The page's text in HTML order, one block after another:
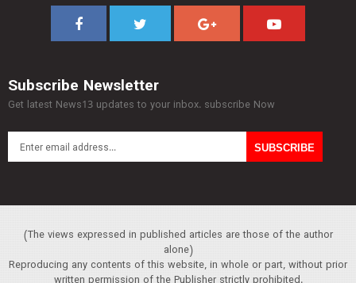
Subscribe Newsletter
Get latest News13 updates to your inbox. subscribe Now
(The views expressed in published articles are those of the author
alone)
Reproducing any contents of this website, in whole or part, without prior